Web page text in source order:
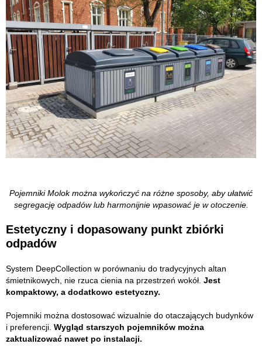
Pojemniki Molok można wykończyć na różne sposoby, aby ułatwić
segregację odpadów lub harmonijnie wpasować je w otoczenie.
Estetyczny i dopasowany punkt zbiórki
odpadów
System DeepCollection w porównaniu do tradycyjnych altan
śmietnikowych, nie rzuca cienia na przestrzeń wokół.Jest
kompaktowy, a dodatkowo estetyczny.
Pojemniki można dostosować wizualnie do otaczających budynków
i preferencji.Wygląd starszych pojemników można
zaktualizować nawet po instalacji.